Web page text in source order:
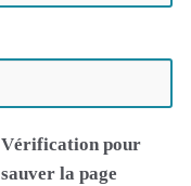
Vérification pour
sauver la page